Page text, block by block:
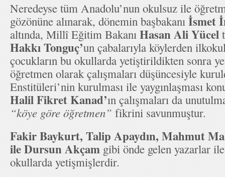
Neredeyse tüm Anadolu’nun okulsuz ile
gözönüne alınarak, dönemin başbakanı İsmet
altında, Millî Eğitim Bakanı Hasan Ali Yücel
Hakkı Tonguç’un çabalarıyla köylerden
çocukların bu okullarda yetiştirildikten sonra
öğretmen olarak çalışmaları düşüncesiyle
Enstitüleri’nin kurulması ile yaygınlaşması
Halil Fikret Kanad’ın çalışmaları da
“köye göre öğretmen” fikrini savunmuştur.
Fakir Baykurt, Talip Apaydın, Mahmut
ile Dursun Akçam gibi önde gelen yazarlar
okullarda yetişmişlerdir.